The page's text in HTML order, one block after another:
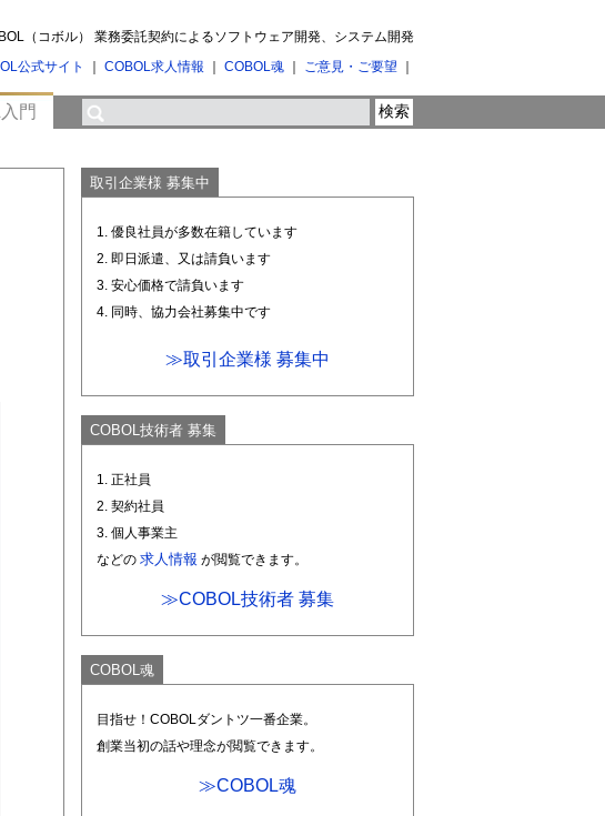
（コボル） 業務委託契約によるソフトウェア開発、システム開発
公式サイト COBOL求人情報 COBOL魂 ご意見・ご要望
門
取引企業様 募集中
1. 優良社員が多数在籍しています
2. 即日派遣、又は請負います
3. 安心価格で請負います
4. 同時、協力会社募集中です
≫取引企業様 募集中
COBOL技術者 募集
1. 正社員
2. 契約社員
3. 個人事業主
などの 求人情報 が閲覧できます。
≫COBOL技術者 募集
COBOL魂
目指せ！COBOLダントツ一番企業。
創業当初の話や理念が閲覧できます。
≫COBOL魂